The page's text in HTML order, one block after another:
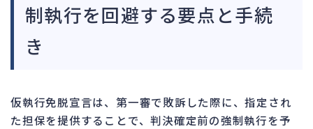
制執行を回避する要点と手続
き
仮執行免脱宣言は、第一審で敗訴した際に、指定され
た担保を提供することで、判決確定前の強制執行を予